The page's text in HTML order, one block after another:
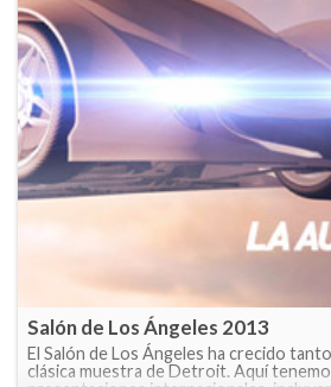
Salón de Los Ángeles 2013
El Salón de Los Ángeles ha crecido
clásica muestra de Detroit. Aquí